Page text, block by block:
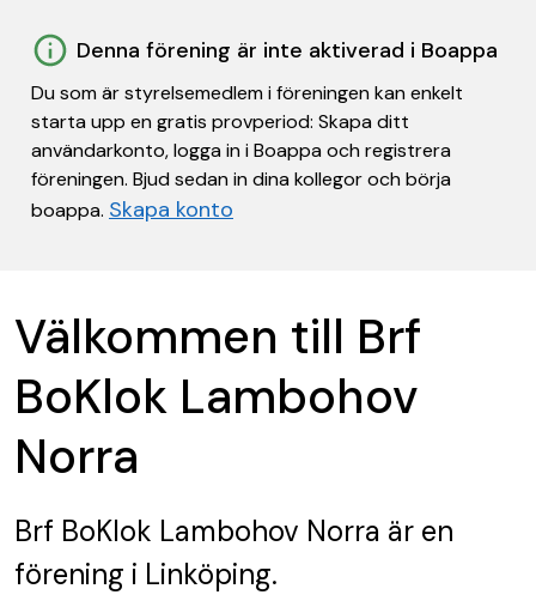
Denna förening är inte aktiverad i Boappa
Du som är styrelsemedlem i föreningen kan enkelt
starta upp en gratis provperiod: Skapa ditt
användarkonto, logga in i Boappa och registrera
föreningen. Bjud sedan in dina kollegor och börja
boappa. Skapa konto
Välkommen till Brf
BoKlok Lambohov
Norra
Brf BoKlok Lambohov Norra är en
förening i Linköping.